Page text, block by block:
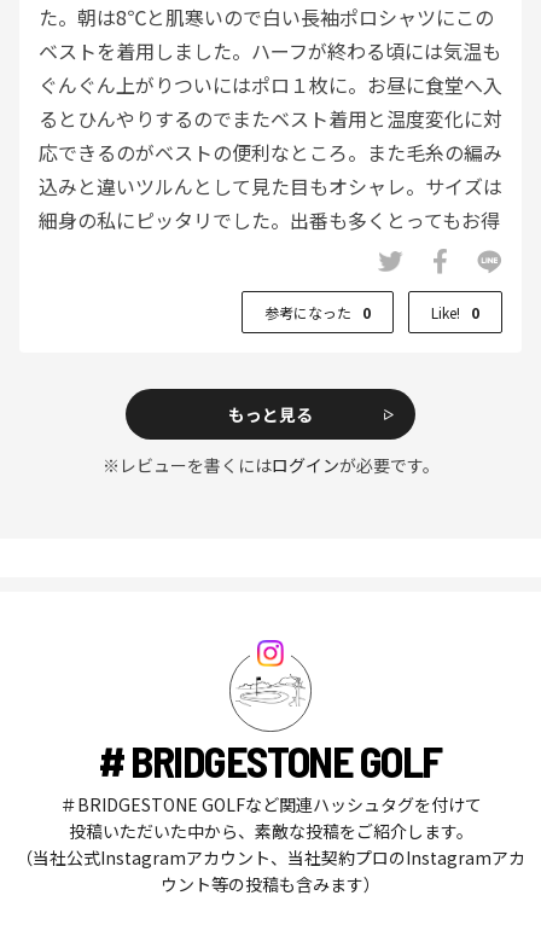
た。朝は8℃と肌寒いので白い長袖ポロシャツにこの
ベストを着用しました。ハーフが終わる頃には気温も
ぐんぐん上がりついにはポロ１枚に。お昼に食堂へ入
るとひんやりするのでまたベスト着用と温度変化に対
応できるのがベストの便利なところ。また毛糸の編み
込みと違いツルんとして見た目もオシャレ。サイズは
細身の私にピッタリでした。出番も多くとってもお得
参考になった 0 Like! 0
もっと見る
※レビューを書くにはログインが必要です。
# BRIDGESTONE GOLF
＃BRIDGESTONE GOLFなど関連ハッシュタグを付けて
投稿いただいた中から、素敵な投稿をご紹介します。
（当社公式Instagramアカウント、当社契約プロのInstagramアカ
ウント等の投稿も含みます）